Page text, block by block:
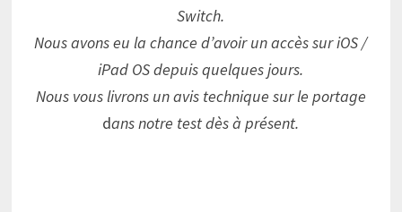
Switch.
Nous avons eu la chance d’avoir un accès sur iOS /
iPad OS depuis quelques jours.
Nous vous livrons un avis technique sur le portage
dans notre test dès à présent.